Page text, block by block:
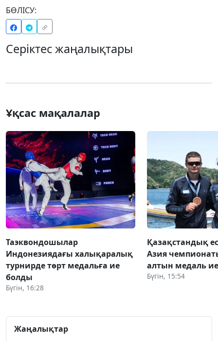
БӨЛІСУ:
Серіктес жаңалықтары
Ұқсас мақалалар
Таэквондошылар
Индонезиядағы халықаралық
турнирде төрт медальға ие
болды
Бүгін, 16:28
Қазақстандық
Азия
алтын медаль
Бүгін, 15:54
Жаңалықтар